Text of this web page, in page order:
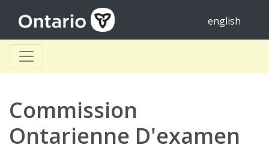
english
Commission
Ontarienne D'examen